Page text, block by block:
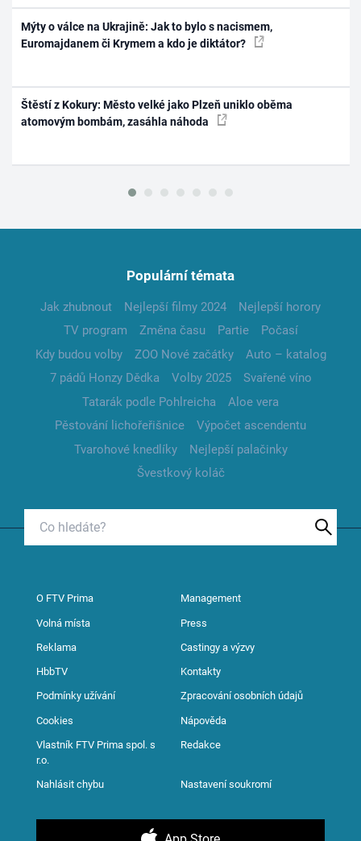
Mýty o válce na Ukrajině: Jak to bylo s nacismem,
Euromajdanem či Krymem a kdo je diktátor?
Štěstí z Kokury: Město velké jako Plzeň uniklo oběma
atomovým bombám, zasáhla náhoda
Populární témata
Jak zhubnout Nejlepší filmy 2024
Nejlepší horory
TV program
Změna času Partie
Počasí
Kdy budou volby
ZOO Nové začátky
Auto – katalog
7 pádů Honzy Dědka
Volby 2025
Svařené víno
Tatarák podle Pohlreicha
Aloe vera
Pěstování lichořeřišnice
Výpočet ascendentu
Tvarohové knedlíky
Nejlepší palačinky
Švestkový koláč
O FTV Prima Management
Volná místa Press
Reklama Castingy a výzvy
HbbTV Kontakty
Podmínky užívání Zpracování osobních údajů
Cookies Nápověda
Vlastník FTV Prima spol. s
r.o.
Redakce
Nahlásit chybu Nastavení soukromí